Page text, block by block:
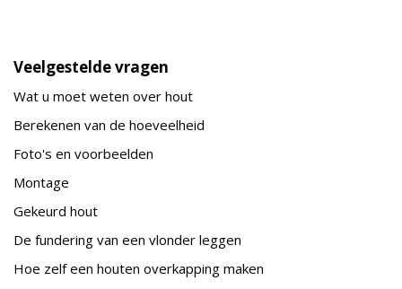
Veelgestelde vragen
Wat u moet weten over hout
Berekenen van de hoeveelheid
Foto's en voorbeelden
Montage
Gekeurd hout
De fundering van een vlonder leggen
Hoe zelf een houten overkapping maken